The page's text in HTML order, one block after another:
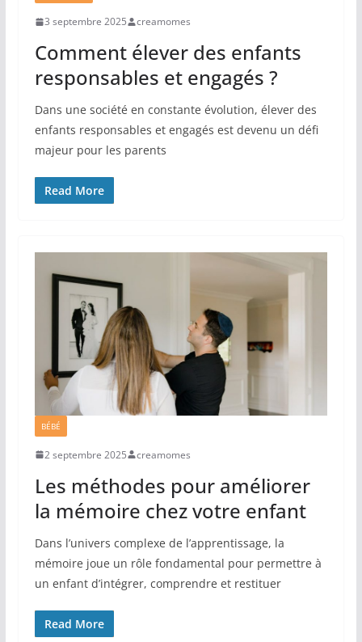
3 septembre 2025 creamomes
Comment élever des enfants
responsables et engagés ?
Dans une société en constante évolution, élever des
enfants responsables et engagés est devenu un défi
majeur pour les parents
Read More
BÉBÉ
2 septembre 2025 creamomes
Les méthodes pour améliorer
la mémoire chez votre enfant
Dans l’univers complexe de l’apprentissage, la
mémoire joue un rôle fondamental pour permettre à
un enfant d’intégrer, comprendre et restituer
Read More